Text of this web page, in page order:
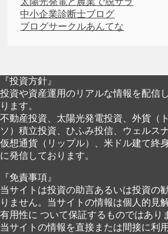
中小企業診断士ブログ
ブログサークルあんてな
『投資方針』
投資や資産運用のリアルな情報を配信
ります。
不動産投資、太陽光発電投資、外貨（
ソ）積立投資、ひふみ投信、ウェルス
仮想通貨（リップル）、米ドル建て終
に発信しております。
『免責事項』
当サイトは投資の助言あるいは投資の
りません。当サイトの情報は個人的見
有用性に ついて保証するものではあり
当サイトの情報を直接または間接に利